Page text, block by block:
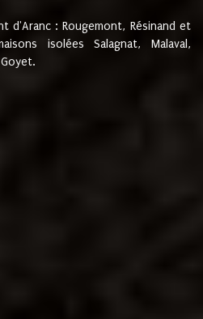
d'Aranc : Rougemont, Résinand et
isolées Salagnat, Malaval,